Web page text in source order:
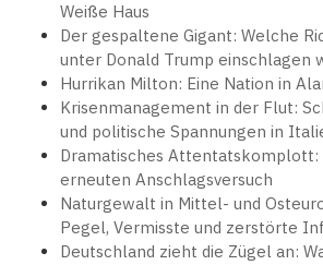
Weiße Haus
Der gespaltene Gigant: Welche
unter Donald Trump einschlagen
Hurrikan Milton: Eine Nation in
Krisenmanagement in der Flut:
und politische Spannungen in
Dramatisches
erneuten Anschlagsversuch
Naturgewalt in Mittel- und
Pegel, Vermisste und zerstörte
Deutschland zieht die Zügel an: